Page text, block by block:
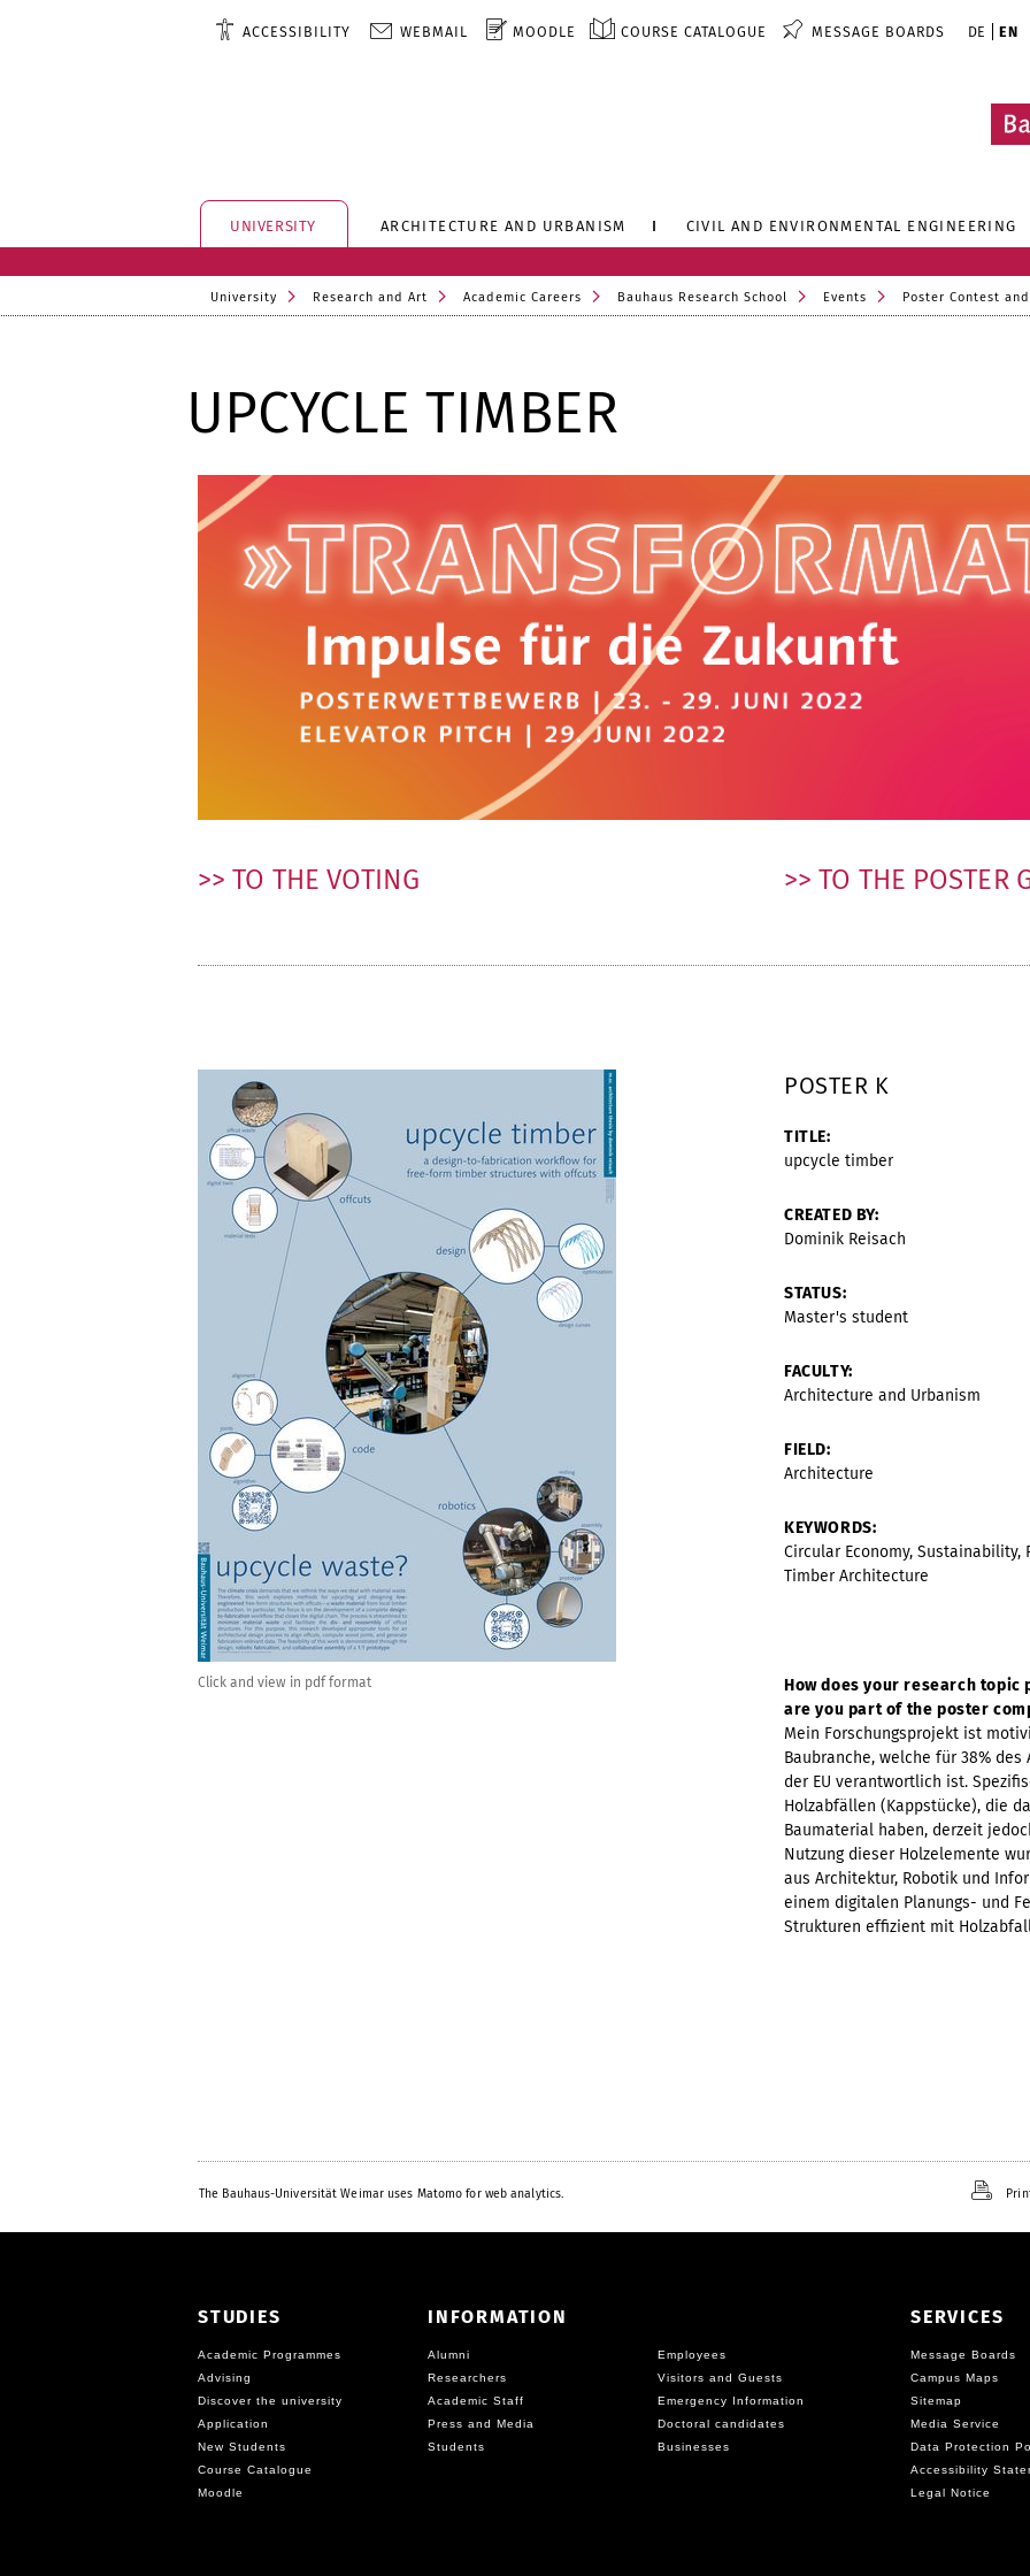
ACCESSIBILITY WEBMAIL MOODLE COURSE CATALOGUE MESSAGE BOARDS DE EN
UNIVERSITY ARCHITECTURE AND URBANISM CIVIL AND ENVIRONMENTAL ENGINEERING
University Research and Art Academic Careers Bauhaus Research School Events Poster Contest
UPCYCLE TIMBER
>> TO THE VOTING >> TO THE POSTER
Click and view in pdf format
POSTER K
TITLE:
upcycle timber
CREATED BY:
Dominik Reisach
STATUS:
Master's student
FACULTY:
Architecture and Urbanism
FIELD:
Architecture
KEYWORDS:
Circular Economy,
Timber Architecture
How does your research
are you part of the poster
Mein Forschungsprojekt ist
Baubranche, welche für 38%
der EU verantwortlich ist.
Holzabfällen (Kappstücke), die
Baumaterial haben, derzeit
Nutzung dieser Holzelemente
aus Architektur, Robotik und
einem digitalen Planungs- und
Strukturen effizient mit
The Bauhaus-Universität Weimar uses Matomo for web analytics.
STUDIES
Academic Programmes
Advising
Discover the university
Application
New Students
Course Catalogue
Moodle
INFORMATION
Alumni
Employees
Researchers
Visitors and Guests
Academic Staff
Emergency Information
Press and Media
Doctoral candidates
Students
Businesses
SERVICES
Message Boards
Campus Maps
Sitemap
Media Service
Data Protection
Accessibility
Legal Notice